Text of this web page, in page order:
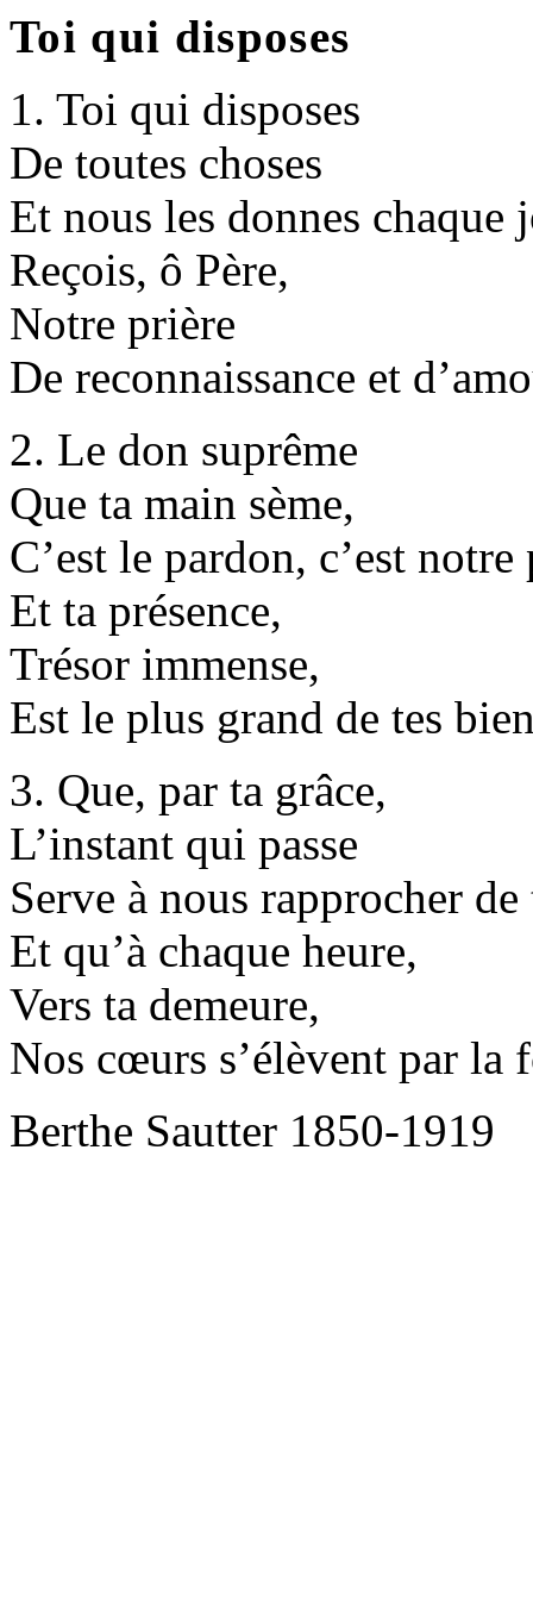
Toi qui disposes
1. Toi qui disposes
De toutes choses
Et nous les donnes chaque
Reçois, ô Père,
Notre prière
De reconnaissance et
2. Le don suprême
Que ta main sème,
C’est le pardon, c’est
Et ta présence,
Trésor immense,
Est le plus grand de tes
3. Que, par ta grâce,
L’instant qui passe
Serve à nous rapprocher
Et qu’à chaque heure,
Vers ta demeure,
Nos cœurs s’élèvent par la
Berthe Sautter 1850-1919